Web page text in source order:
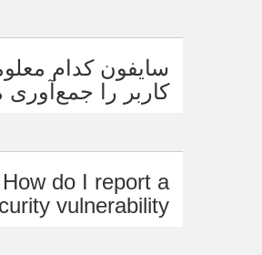
سایفون کدام
کاربر را جمع‌آوری
How do I report a
vulnerability?